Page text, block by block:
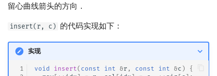
留心曲线箭头的方向．
insert(r, c) 的代码实现如下：
实现
1
void insert( const int &r , const int &c )
{